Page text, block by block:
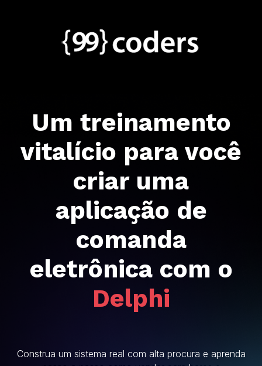
Um treinamento
vitalício para você
criar uma
aplicação de
comanda
eletrônica com o
Delphi
Construa um sistema real com alta procura e aprenda